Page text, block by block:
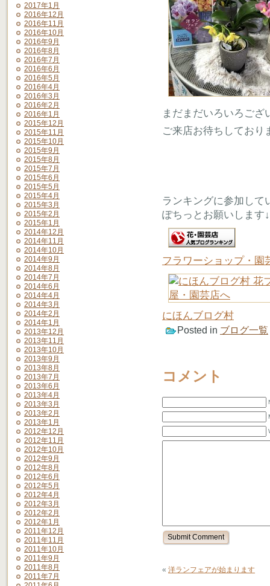
2017年1月
2016年12月
2016年11月
2016年10月
2016年9月
2016年8月
2016年7月
2016年6月
2016年5月
2016年4月
2016年3月
2016年2月
2016年1月
2015年12月
2015年11月
2015年10月
2015年9月
2015年8月
2015年7月
2015年6月
2015年5月
2015年4月
2015年3月
2015年2月
2015年1月
2014年12月
2014年11月
2014年10月
2014年9月
2014年8月
2014年7月
2014年6月
2014年4月
2014年3月
2014年2月
2014年1月
2013年12月
2013年11月
2013年10月
2013年9月
2013年8月
2013年7月
2013年6月
2013年4月
2013年3月
2013年2月
2013年1月
2012年12月
2012年11月
2012年10月
2012年9月
2012年8月
2012年6月
2012年5月
2012年4月
2012年3月
2012年2月
2012年1月
2011年12月
2011年11月
2011年10月
2011年9月
2011年8月
2011年7月
まだまだいろいろござ
ご来店お待ちしており
ランキングに参加して
ぽちっとお願いします↓
フラワーショップ・園
にほんブログ村
Posted in ブログ一覧
コメント
« 洋ランフェアが始まります